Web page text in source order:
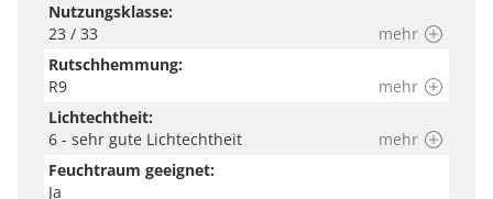
Nutzungsklasse:
23 / 33
mehr
Rutschhemmung:
R9
mehr
Lichtechtheit:
6 - sehr gute Lichtechtheit
mehr
Feuchtraum geeignet:
Ja